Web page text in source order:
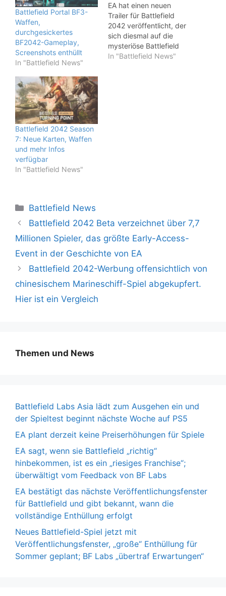
Battlefield Portal BF3-
Waffen,
durchgesickertes
BF2042-Gameplay,
Screenshots enthüllt
In "Battlefield News"
EA hat einen neuen
Trailer für Battlefield
2042 veröffentlicht, der
sich diesmal auf die
mysteriöse Battlefield
Portal- Komponente
In "Battlefield News"
Battlefield 2042 Season
7: Neue Karten, Waffen
und mehr Infos
verfügbar
In "Battlefield News"
Kategorien
Battlefield News
Battlefield 2042 Beta verzeichnet über 7,7
Millionen Spieler, das größte Early-Access-
Event in der Geschichte von EA
Battlefield 2042-Werbung offensichtlich von
chinesischem Marineschiff-Spiel abgekupfert.
Hier ist ein Vergleich
Themen und News
Battlefield Labs Asia lädt zum Ausgehen ein und
der Spieltest beginnt nächste Woche auf PS5
EA plant derzeit keine Preiserhöhungen für Spiele
EA sagt, wenn sie Battlefield „richtig“
hinbekommen, ist es ein „riesiges Franchise“;
überwältigt vom Feedback von BF Labs
EA bestätigt das nächste Veröffentlichungsfenster
für Battlefield und gibt bekannt, wann die
vollständige Enthüllung erfolgt
Neues Battlefield-Spiel jetzt mit
Veröffentlichungsfenster, „große“ Enthüllung für
Sommer geplant; BF Labs „übertraf Erwartungen“